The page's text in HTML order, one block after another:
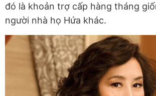
đó là khoản trợ cấp hàng tháng
người nhà họ Hứa khác.